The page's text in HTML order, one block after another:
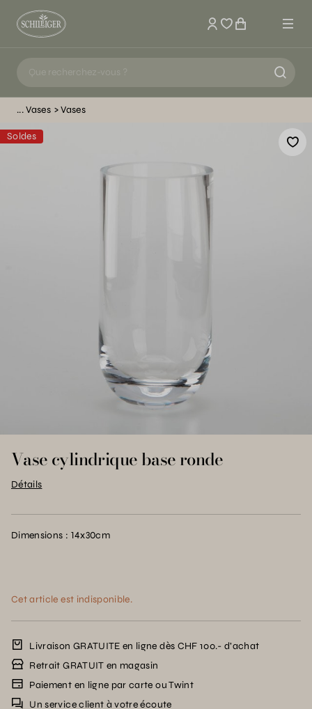
Mon compte
Vases Vases
Soldes
Vase cylindrique base ronde
Détails
Dimensions : 14x30cm
Cet article est indisponible.
Livraison GRATUITE en ligne dès CHF 100.- d’achat
Retrait GRATUIT en magasin
Paiement en ligne par carte ou Twint
Un service client à votre écoute